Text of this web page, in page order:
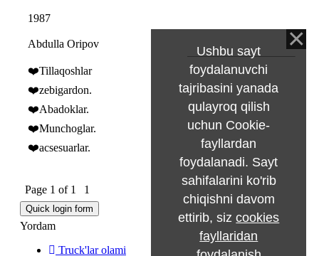
1987
Abdulla Oripov
❤️Tillaqoshlar
❤️zebigardon.
❤️Abadoklar.
❤️Munchoglar.
❤️acsesuarlar.
Page 1 of 1 1
Yordam
Truck'lar olami
Ushbu sayt
foydalanuvchi
tajribasini yanada
qulayroq qilish
uchun Cookie-
fayllardan
foydalanadi. Sayt
sahifalarini ko'rib
chiqishni davom
ettirib, sizcookies
fayllaridan